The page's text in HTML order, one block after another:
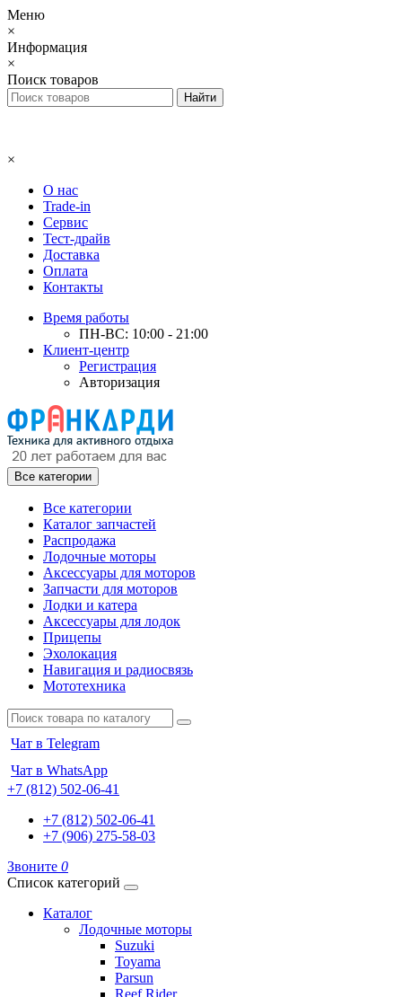
Меню
×
Информация
×
Поиск товаров
×
О нас
Trade-in
Сервис
Тест-драйв
Доставка
Оплата
Контакты
Время работы
ПН-ВС: 10:00 - 21:00
Клиент-центр
Регистрация
Авторизация
Все категории
Все категории
Каталог запчастей
Распродажа
Лодочные моторы
Аксессуары для моторов
Запчасти для моторов
Лодки и катера
Аксессуары для лодок
Прицепы
Эхолокация
Навигация и радиосвязь
Мототехника
Чат в Telegram
Чат в WhatsApp
+7 (812) 502-06-41
+7 (812) 502-06-41
+7 (906) 275-58-03
Звоните 0
Список категорий
Каталог
Лодочные моторы
Suzuki
Toyama
Parsun
Reef Rider